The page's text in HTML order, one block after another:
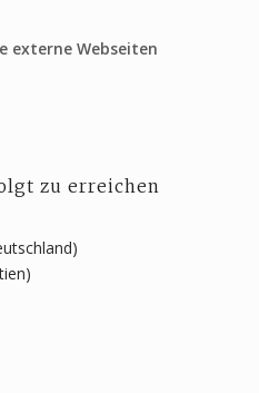
externe Webseiten
zu erreichen